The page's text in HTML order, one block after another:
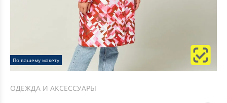
По вашему макету
ОДЕЖДА И АКСЕССУАРЫ